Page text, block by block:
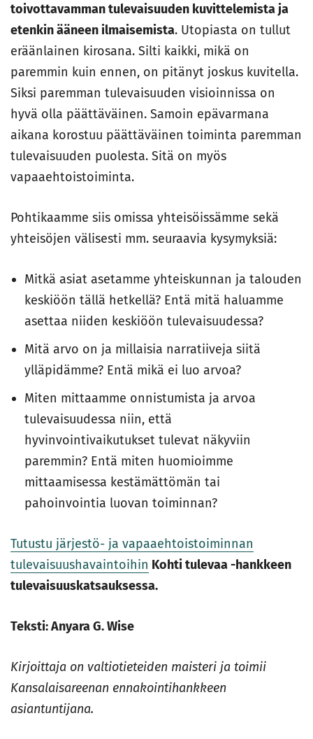
toivottavamman tulevaisuuden kuvittelemista ja
etenkin ääneen ilmaisemista. Utopiasta on tullut
eräänlainen kirosana. Silti kaikki, mikä on
paremmin kuin ennen, on pitänyt joskus kuvitella.
Siksi paremman tulevaisuuden visioinnissa on
hyvä olla päättäväinen. Samoin epävarmana
aikana korostuu päättäväinen toiminta paremman
tulevaisuuden puolesta. Sitä on myös
vapaaehtoistoiminta.
Pohtikaamme siis omissa yhteisöissämme sekä
yhteisöjen välisesti mm. seuraavia kysymyksiä:
Mitkä asiat asetamme yhteiskunnan ja talouden
keskiöön tällä hetkellä? Entä mitä haluamme
asettaa niiden keskiöön tulevaisuudessa?
Mitä arvo on ja millaisia narratiiveja siitä
ylläpidämme? Entä mikä ei luo arvoa?
Miten mittaamme onnistumista ja arvoa
tulevaisuudessa niin, että
hyvinvointivaikutukset tulevat näkyviin
paremmin? Entä miten huomioimme
mittaamisessa kestämättömän tai
pahoinvointia luovan toiminnan?
Tutustu järjestö- ja vapaaehtoistoiminnan
tulevaisuushavaintoihin Kohti tulevaa -hankkeen
tulevaisuuskatsauksessa.
Teksti: Anyara G. Wise
Kirjoittaja on valtiotieteiden maisteri ja toimii
Kansalaisareenan ennakointihankkeen
asiantuntijana.